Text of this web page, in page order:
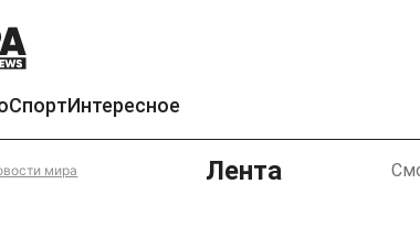
СпортИнтересное
мира Лента